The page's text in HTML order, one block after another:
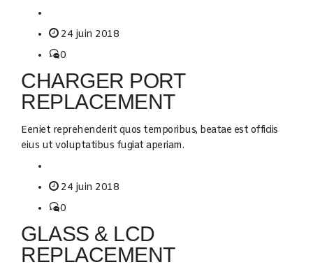
24 juin 2018
0
CHARGER PORT
REPLACEMENT
Eeniet reprehenderit quos temporibus, beatae est officiis
eius ut voluptatibus fugiat aperiam.
24 juin 2018
0
GLASS & LCD
REPLACEMENT